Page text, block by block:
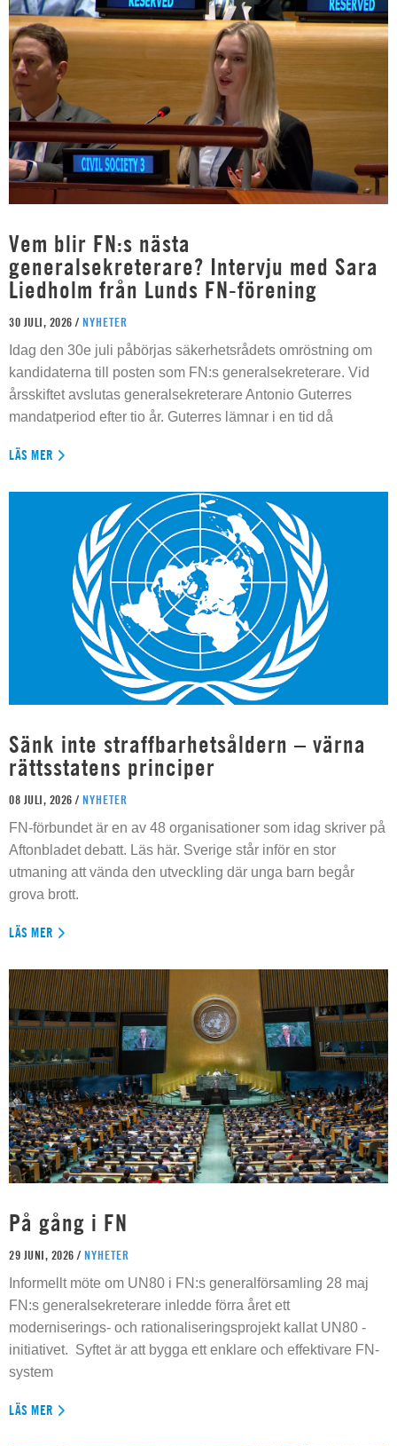
Vem blir FN:s nästa
generalsekreterare? Intervju med Sara
Liedholm från Lunds FN-förening
30 JULI, 2026 / NYHETER
Idag den 30e juli påbörjas säkerhetsrådets omröstning om
kandidaterna till posten som FN:s generalsekreterare. Vid
årsskiftet avslutas generalsekreterare Antonio Guterres
mandatperiod efter tio år. Guterres lämnar i en tid då
LÄS MER
Sänk inte straffbarhetsåldern – värna
rättsstatens principer
08 JULI, 2026 / NYHETER
FN-förbundet är en av 48 organisationer som idag skriver på
Aftonbladet debatt. Läs här. Sverige står inför en stor
utmaning att vända den utveckling där unga barn begår
grova brott.
LÄS MER
På gång i FN
29 JUNI, 2026 / NYHETER
Informellt möte om UN80 i FN:s generalförsamling 28 maj
FN:s generalsekreterare inledde förra året ett
moderniserings- och rationaliseringsprojekt kallat UN80 -
initiativet. Syftet är att bygga ett enklare och effektivare FN-
system
LÄS MER